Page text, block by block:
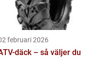
februari 2026
däck – så väljer du